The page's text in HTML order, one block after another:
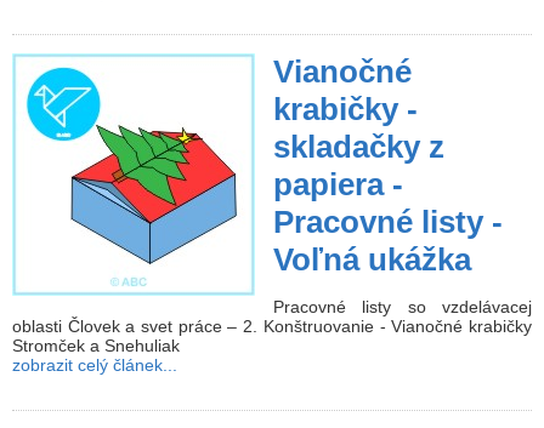
Vianočné
krabičky -
skladačky z
papiera -
Pracovné listy -
Voľná ukážka
Pracovné listy so vzdelávacej
oblasti Človek a svet práce – 2. Konštruovanie - Vianočné krabičky
Stromček a Snehuliak
zobrazit celý článek...